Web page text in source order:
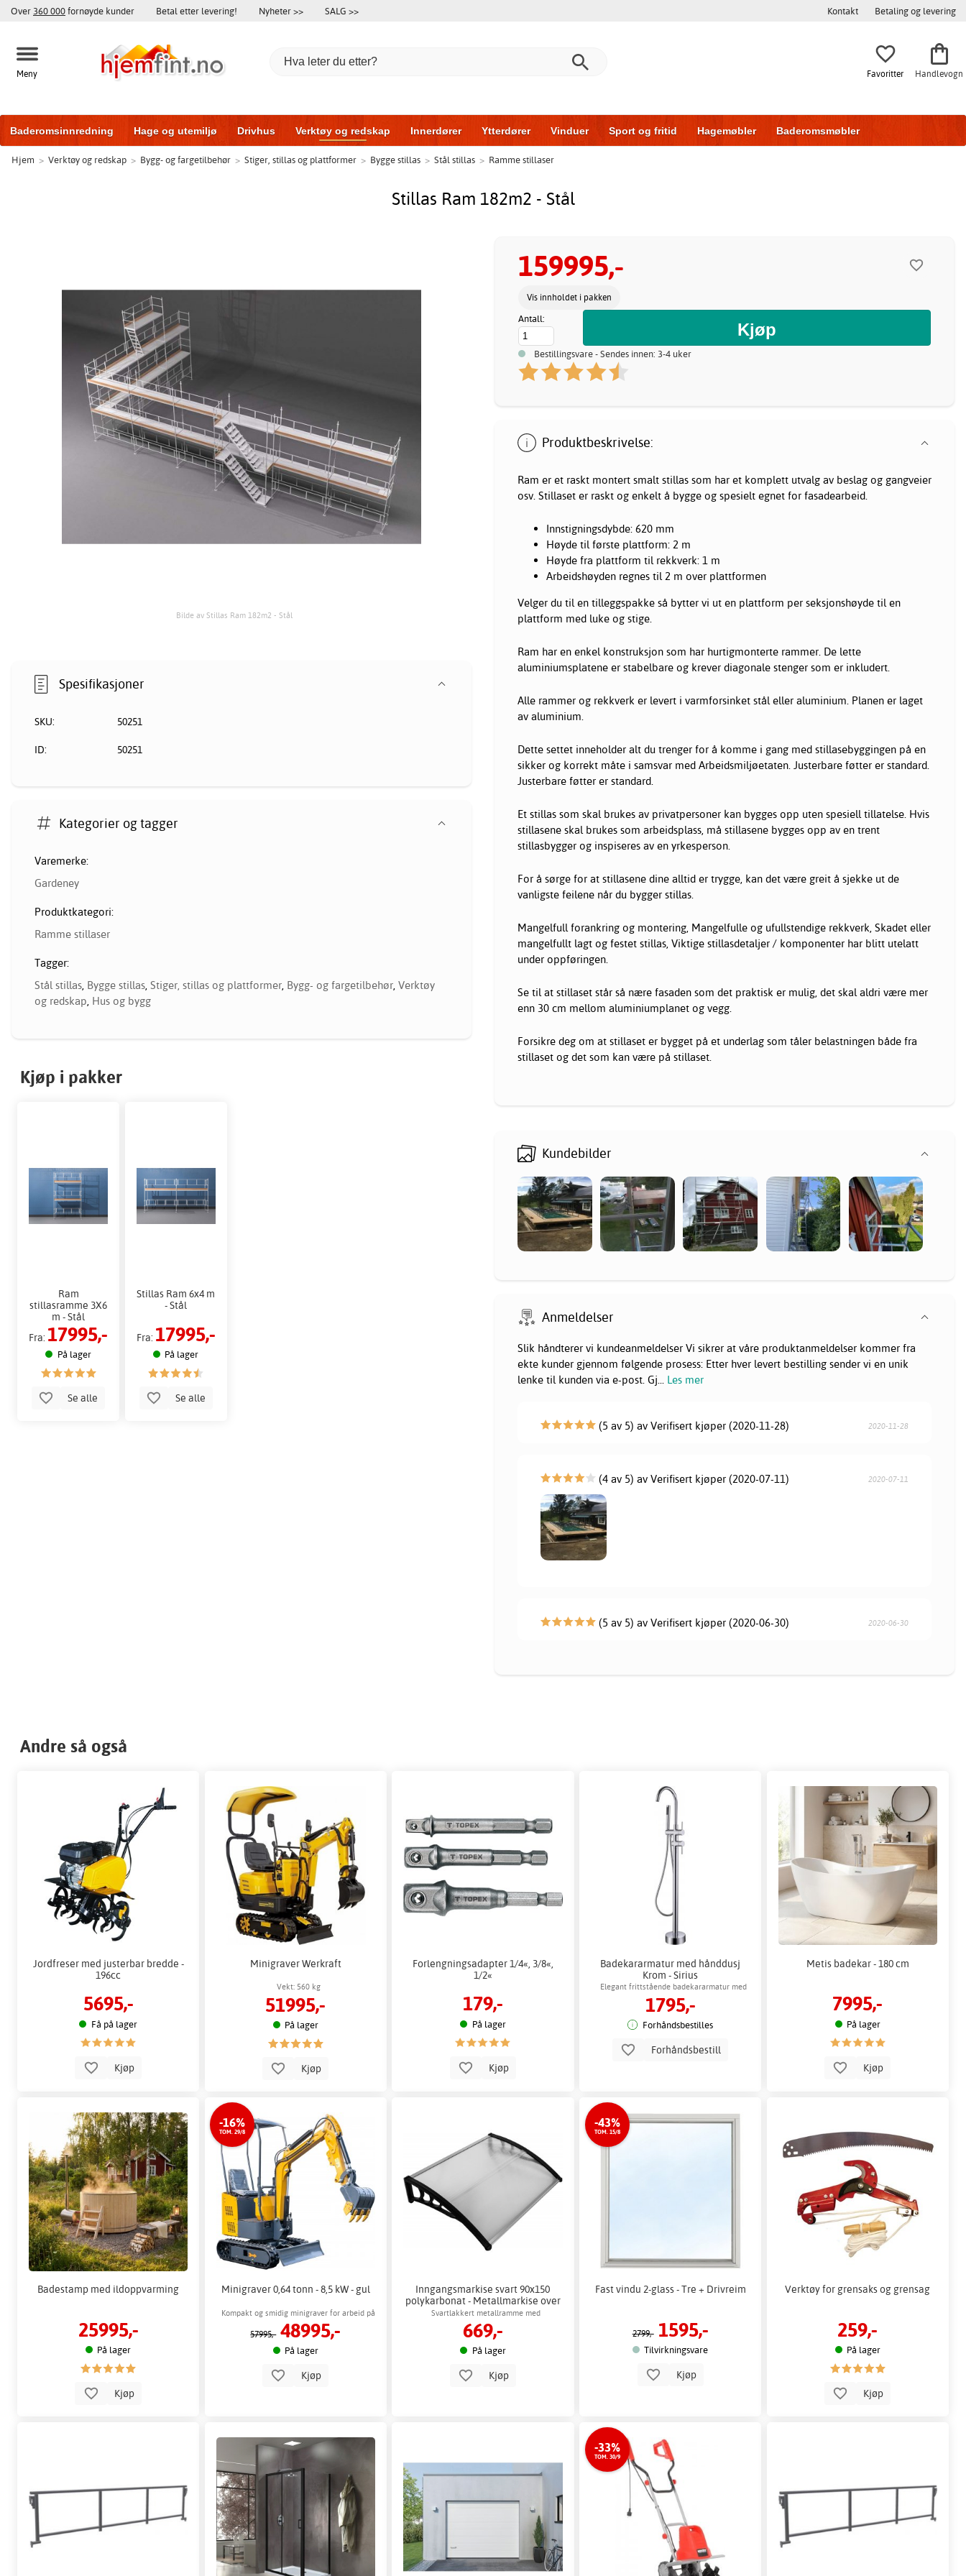
Over 360 000fornøyde kunder Betal etter levering! Nyheter >> SALG >> Kontakt Betaling og levering
Meny Favoritter Handlevogn
Baderomsinnredning Hage og utemiljø Drivhus Verktøy og redskap Innerdører Ytterdører Vinduer Sport og fritid Hagemøbler Baderomsmøbler
Hytter og friggeboder Hjem og innredning Treningsutstyr Garasjeporter Bil og garasje Hus og bygg
Hjem > Verktøy og redskap > Bygg- og fargetilbehør > Stiger, stillas og plattformer > Bygge stillas > Stål stillas > Ramme stillaser
Stillas Ram 182m2 - Stål
Bilde av Stillas Ram 182m2 - Stål
159995,-
Vis innholdet i pakken
Antall:
Bestillingsvare - Sendes innen: 3-4 uker
Produktbeskrivelse:
Ram er et raskt montert smalt stillas som har et komplett utvalg av beslag og gangveier
osv. Stillaset er raskt og enkelt å bygge og spesielt egnet for fasadearbeid.
Innstigningsdybde: 620 mm
Høyde til første plattform: 2 m
Høyde fra plattform til rekkverk: 1 m
Arbeidshøyden regnes til 2 m over plattformen
Velger du til en tilleggspakke så bytter vi ut en plattform per seksjonshøyde til en
plattform med luke og stige.
Ram har en enkel konstruksjon som har hurtigmonterte rammer. De lette
aluminiumsplatene er stabelbare og krever diagonale stenger som er inkludert.
Alle rammer og rekkverk er levert i varmforsinket stål eller aluminium. Planen er laget
av aluminium.
Dette settet inneholder alt du trenger for å komme i gang med stillasebyggingen på en
sikker og korrekt måte i samsvar med Arbeidsmiljøetaten. Justerbare føtter er standard.
Justerbare føtter er standard.
Et stillas som skal brukes av privatpersoner kan bygges opp uten spesiell tillatelse. Hvis
stillasene skal brukes som arbeidsplass, må stillasene bygges opp av en trent
stillasbygger og inspiseres av en yrkesperson.
For å sørge for at stillasene dine alltid er trygge, kan det være greit å sjekke ut de
vanligste feilene når du bygger stillas.
Mangelfull forankring og montering, Mangelfulle og ufullstendige rekkverk, Skadet eller
mangelfullt lagt og festet stillas, Viktige stillasdetaljer / komponenter har blitt utelatt
under oppføringen.
Se til at stillaset står så nære fasaden som det praktisk er mulig, det skal aldri være mer
enn 30 cm mellom aluminiumplanet og vegg.
Forsikre deg om at stillaset er bygget på et underlag som tåler belastningen både fra
stillaset og det som kan være på stillaset.
Spesifikasjoner
SKU: 50251
ID: 50251
Kategorier og tagger
Varemerke:
Gardeney
Produktkategori:
Ramme stillaser
Tagger:
Stål stillas, Bygge stillas, Stiger, stillas og plattformer, Bygg- og fargetilbehør, Verktøy
og redskap, Hus og bygg
Kjøp i pakker
Ram
stillasramme 3X6
m - Stål
Fra: 17995,-
På lager
Se alle
Stillas Ram 6x4 m
- Stål
Fra: 17995,-
På lager
Se alle
Kundebilder
Anmeldelser
Slik håndterer vi kundeanmeldelser Vi sikrer at våre produktanmeldelser kommer fra
ekte kunder gjennom følgende prosess: Etter hver levert bestilling sender vi en unik
lenke til kunden via e-post. Gj... Les mer
(5 av 5) av Verifisert kjøper (2020-11-28) 2020-11-28
(4 av 5) av Verifisert kjøper (2020-07-11) 2020-07-11
(5 av 5) av Verifisert kjøper (2020-06-30) 2020-06-30
Andre så også
Jordfreser med justerbar bredde -
196cc
5695,-
Få på lager
Kjøp
Minigraver Werkraft
Vekt: 560 kg
51995,-
På lager
Kjøp
Forlengningsadapter 1/4«, 3/8«,
1/2«
179,-
På lager
Kjøp
Badekararmatur med hånddusj
Krom - Sirius
Elegant frittstående badekararmatur med
hånddusj
1795,-
Forhåndsbestilles
Forhåndsbestill
Metis badekar - 180 cm
7995,-
På lager
Kjøp
Badestamp med ildoppvarming
25995,-
På lager
Kjøp
-16%
TOM. 29/8
Minigraver 0,64 tonn - 8,5 kW - gul
Kompakt og smidig minigraver for arbeid på
trange steder
57995,- 48995,-
På lager
Kjøp
Inngangsmarkise svart 90x150
polykarbonat - Metallmarkise over
dør
Svartlakkert metallramme med
aluminiumsstøtte
669,-
På lager
Kjøp
-43%
TOM. 15/8
Fast vindu 2-glass - Tre + Drivreim
2799,- 1595,-
Tilvirkningsvare
Kjøp
Verktøy for grensaks og grensag
259,-
På lager
Kjøp
-33%
TOM. 30/9